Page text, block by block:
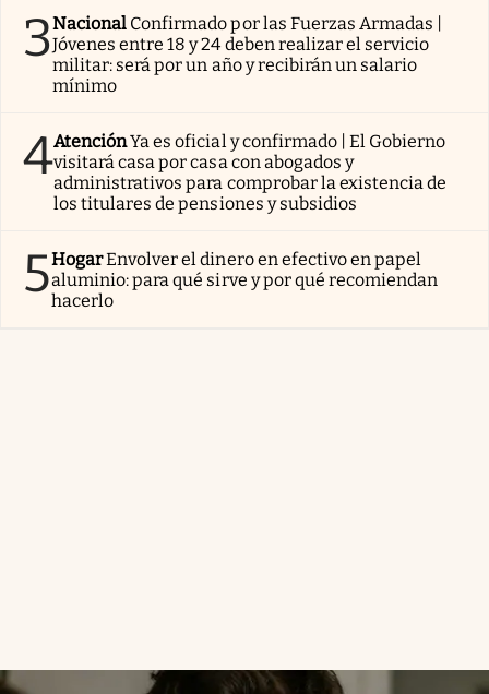
3Nacional Confirmado por las Fuerzas Armadas |
Jóvenes entre 18 y 24 deben realizar el servicio
militar: será por un año y recibirán un salario
mínimo
4AtenciónYa es oficial y confirmado | El Gobierno
visitará casa por casa con abogados y
administrativos para comprobar la existencia de
los titulares de pensiones y subsidios
5HogarEnvolver el dinero en efectivo en papel
aluminio: para qué sirve y por qué recomiendan
hacerlo